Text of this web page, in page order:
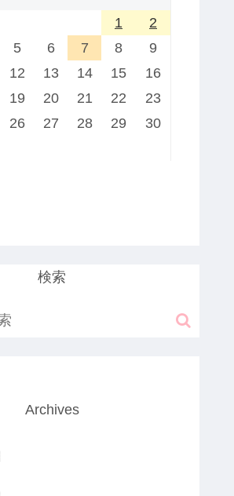
1
2
5 6 7 8
9
12 13 14 15
16
19 20 21 22
23
26 27 28 29
30
検索
Archives